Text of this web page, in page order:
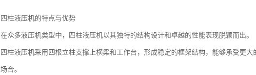
四柱液压机的特点与优势
在众多液压机类型中，四柱液压机以其独特的结构设计和卓越的性能表现脱颖而出。
四柱液压机采用四根立柱支撑上横梁和工作台，形成稳定的框架结构，能够承受更
场合。